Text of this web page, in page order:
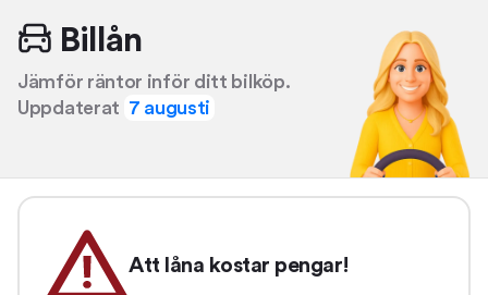
Billån
Jämför räntor inför ditt bilköp.
Uppdaterat 7 augusti
Att låna kostar pengar!